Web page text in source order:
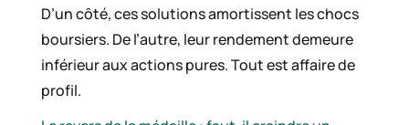
D’un côté, ces solutions amortissent les chocs
boursiers. De l’autre, leur rendement demeure
inférieur aux actions pures. Tout est affaire de
profil.